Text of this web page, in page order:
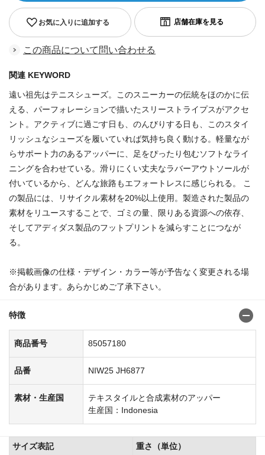
お気に入りに追加する
この商品について問い合わせる
関連 KEYWORD
遠い祖先はテニスシューズ。このスニーカーの伝統をほのかに伝
える、パーフォレーションで描いたスリーストライプスがアクセ
ント。アクティブに過ごす日も、のんびりする日も、このスタイ
リッシュなシューズを履いていれば気持ち良く動ける。軽量なが
らサポート力のあるアッパーに、足をぴったり包むソフトなライ
ニングを合わせている。滑りにくい丈夫なラバーアウトソールが
付いているから、どんな旅路もエフォートレスに感じられる。 こ
の製品には、リサイクル素材を20%以上使用。製造された製品の
素材をリユースすることで、ゴミの量、限りある資源への依存、
そしてアディダス製品のフットプリントを減らすことにつなが
る。
※掲載画像の仕様・デザイン・カラー等が予告なく変更される場
合があります。あらかじめご了承下さい。
特徴
商品番号 85057180
品番 NIW25 JH6877
素材・生産国
テキスタイルと合成素材のアッパー
生産国：Indonesia
サイズ表記 重さ（単位）